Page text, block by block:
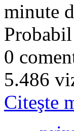
minute
0
5.486
Citeşte